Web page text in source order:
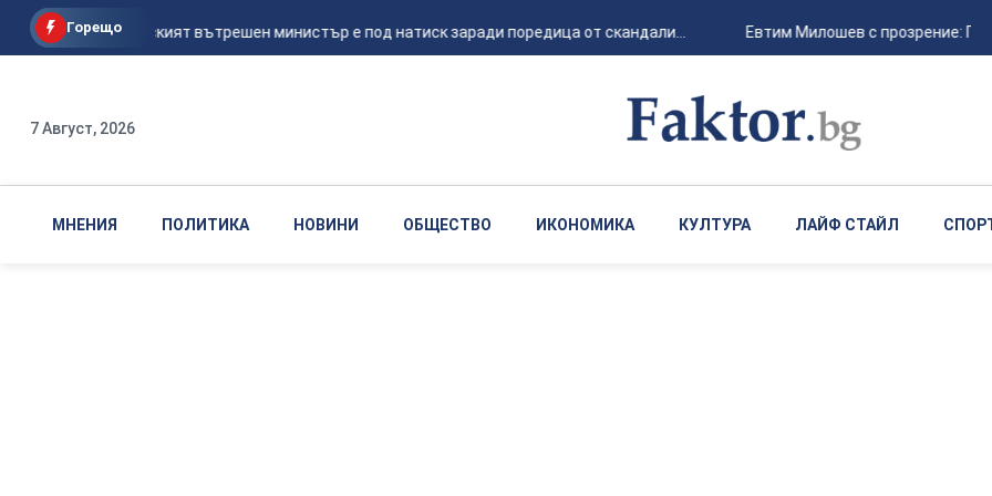
Горещо
Португалският вътрешен министър е под натиск заради поредица от скандали... Евтим Милошев с прозрение:
7 Август, 2026
МНЕНИЯ ПОЛИТИКА НОВИНИ ОБЩЕСТВО ИКОНОМИКА КУЛТУРА ЛАЙФ СТАЙЛ